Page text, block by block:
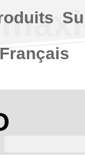
Français